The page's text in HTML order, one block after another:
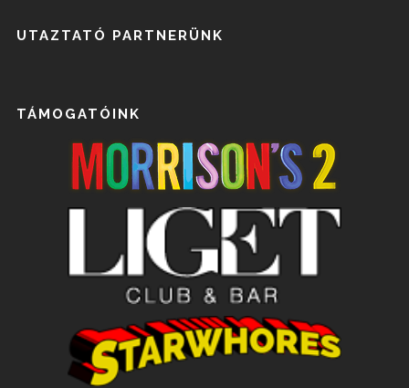
UTAZTATÓ PARTNERÜNK
TÁMOGATÓINK